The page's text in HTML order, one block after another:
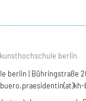
berlin
berlin | Bühringstraße